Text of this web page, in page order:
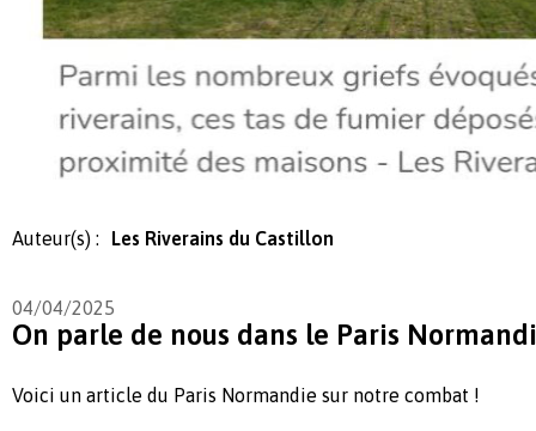
Auteur(s) : Les Riverains du Castillon
04/04/2025
On parle de nous dans le Paris
Voici un article du Paris Normandie sur notre combat !